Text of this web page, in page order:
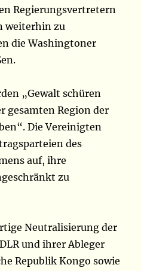
Regierungsvertretern
weiterhin zu
die Washingtoner
„Gewalt schüren
gesamten Region der
Die Vereinigten
des
auf, ihre
zu
Neutralisierung der
und ihrer Ableger
Republik Kongo sowie